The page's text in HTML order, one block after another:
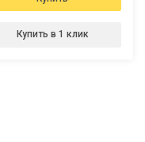
Купить в 1 клик